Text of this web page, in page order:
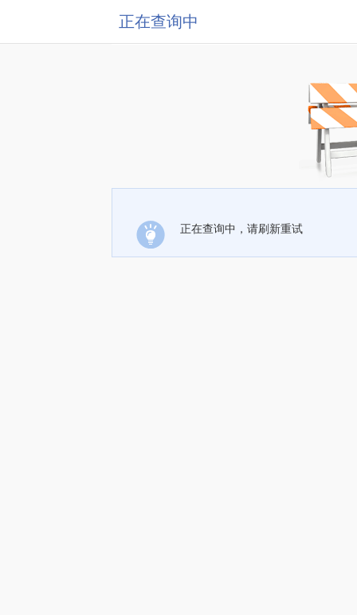
正在查询中
正在查询中，请刷新重试